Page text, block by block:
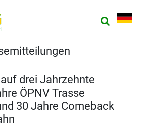
drei Jahrzehnte
ÖPNV Trasse
30 Jahre Comeback